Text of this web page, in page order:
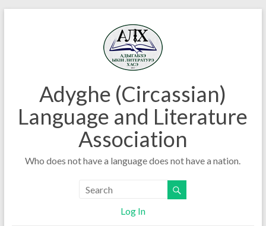
Adyghe (Circassian)
Language and Literature
Association
Who does not have a language does not have a nation.
Log In